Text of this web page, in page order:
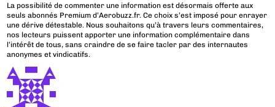
La possibilité de commenter une information est désormais offerte aux
seuls abonnés Premium d’Aerobuzz.fr. Ce choix s’est imposé pour enrayer
une dérive détestable. Nous souhaitons qu’à travers leurs commentaires,
nos lecteurs puissent apporter une information complémentaire dans
l’intérêt de tous, sans craindre de se faire tacler par des internautes
anonymes et vindicatifs.